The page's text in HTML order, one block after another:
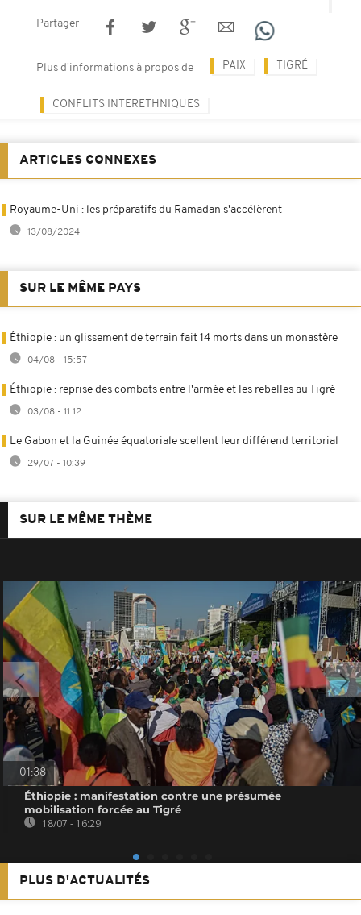
Partager
Plus d'informations à propos de PAIX TIGRÉ
CONFLITS INTERETHNIQUES
ARTICLES CONNEXES
Royaume-Uni : les préparatifs du Ramadan s'accélèrent
13/08/2024
SUR LE MÊME PAYS
Éthiopie : un glissement de terrain fait 14 morts dans un monastère
04/08 - 15:57
Éthiopie : reprise des combats entre l'armée et les rebelles au Tigré
03/08 - 11:12
Le Gabon et la Guinée équatoriale scellent leur différend territorial
29/07 - 10:39
SUR LE MÊME THÈME
01:38
Éthiopie : manifestation contre une présumée
mobilisation forcée au Tigré
18/07 - 16:29
PLUS D'ACTUALITÉS